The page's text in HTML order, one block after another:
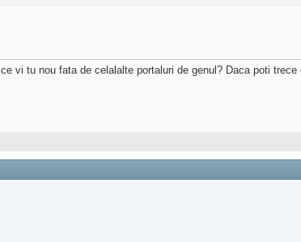
vi tu nou fata de celalalte portaluri de genul? Daca poti